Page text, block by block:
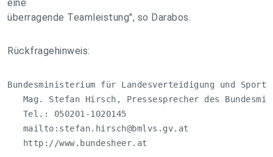
eine
überragende Teamleistung", so Darabos.
Rückfragehinweis:
Bundesministerium für Landesverteidigung und Sport
Mag. Stefan Hirsch, Pressesprecher des
   Tel.: 050201-1020145
   mailto:
stefan.hirsch@bmlvs.gv.at
   http://www.bundesheer.at